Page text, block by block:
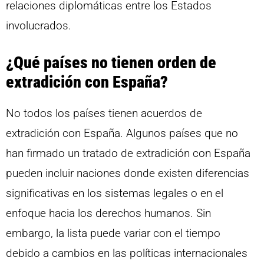
relaciones diplomáticas entre los Estados
involucrados.
¿Qué países no tienen orden de
extradición con España?
No todos los países tienen acuerdos de
extradición con España. Algunos países que no
han firmado un tratado de extradición con España
pueden incluir naciones donde existen diferencias
significativas en los sistemas legales o en el
enfoque hacia los derechos humanos. Sin
embargo, la lista puede variar con el tiempo
debido a cambios en las políticas internacionales